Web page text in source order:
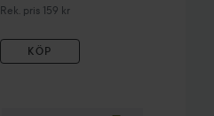
Rek. pris 159 kr
Rekommenderat pris 159 kr
KÖP